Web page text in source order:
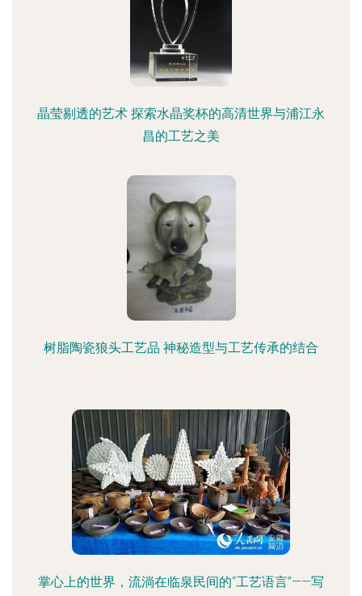
晶莹剔透的艺术 探索水晶奖杯的高清世界与浦江永
昌的工艺之美
树脂陶瓷狼头工艺品 神秘造型与工艺传承的结合
掌心上的世界，流淌在临泉民间的“工艺语言”——写